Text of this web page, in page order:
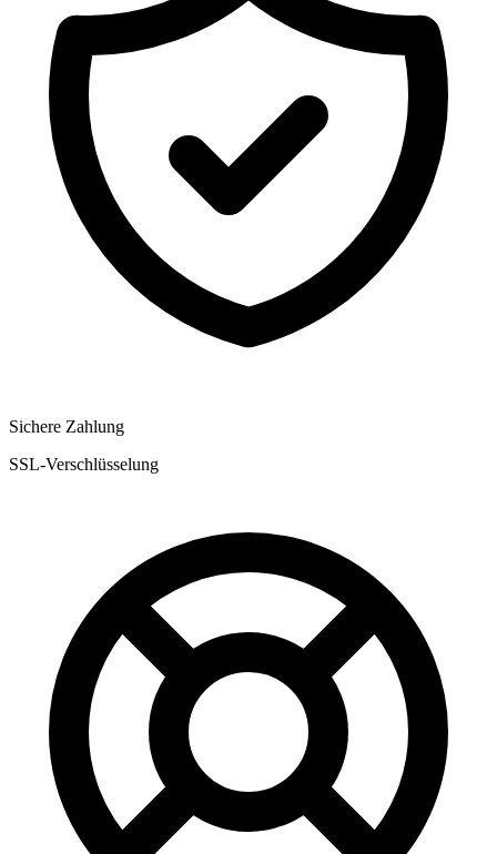
Sichere Zahlung
SSL-Verschlüsselung